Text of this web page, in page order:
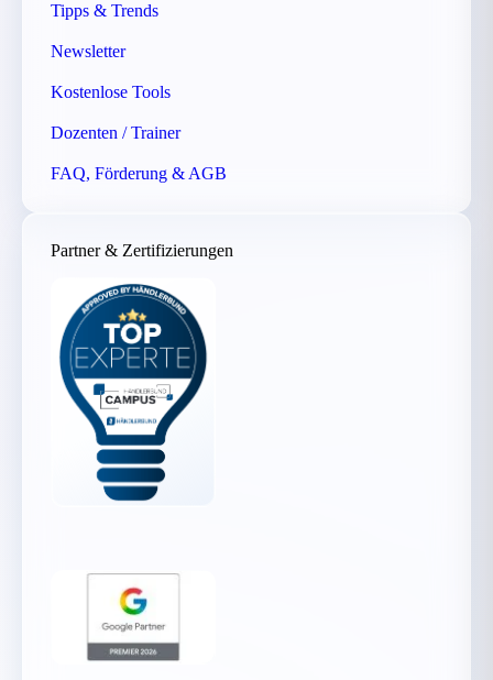
Tipps & Trends
Newsletter
Kostenlose Tools
Dozenten / Trainer
FAQ, Förderung & AGB
Partner & Zertifizierungen